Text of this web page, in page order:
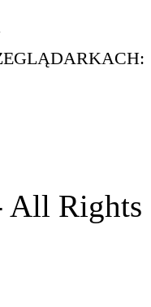
Rights